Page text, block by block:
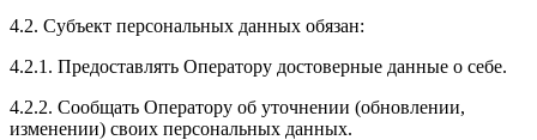
4.2. Субъект персональных данных обязан:
4.2.1. Предоставлять Оператору достоверные данные о себе.
4.2.2. Сообщать Оператору об уточнении (обновлении,
изменении) своих персональных данных.